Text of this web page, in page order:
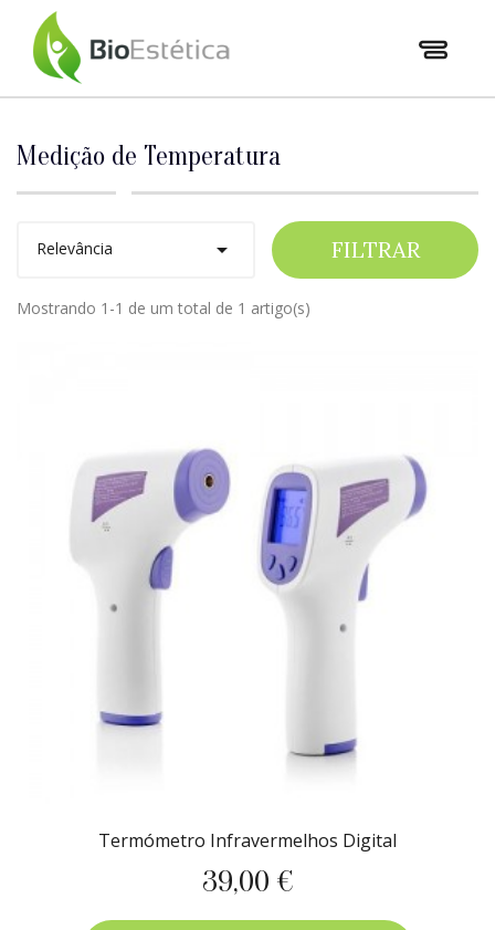
Medição de Temperatura
Relevância  FILTRAR
Mostrando 1-1 de um total de 1 artigo(s)
Termómetro Infravermelhos Digital
Preço
39,00 €